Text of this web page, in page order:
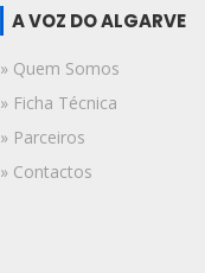
A VOZ DO ALGARVE
» Quem Somos
» Ficha Técnica
» Parceiros
» Contactos